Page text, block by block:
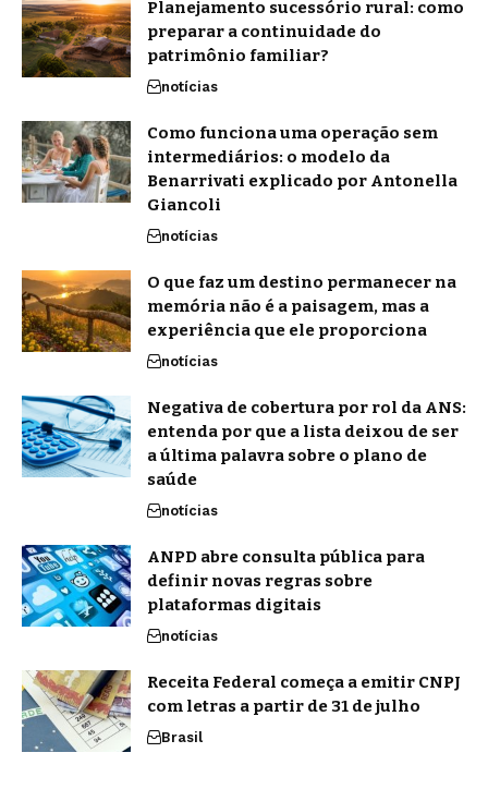
Planejamento sucessório rural: como
preparar a continuidade do
patrimônio familiar?
notícias
Como funciona uma operação sem
intermediários: o modelo da
Benarrivati explicado por Antonella
Giancoli
notícias
O que faz um destino permanecer na
memória não é a paisagem, mas a
experiência que ele proporciona
notícias
Negativa de cobertura por rol da ANS:
entenda por que a lista deixou de ser
a última palavra sobre o plano de
saúde
notícias
ANPD abre consulta pública para
definir novas regras sobre
plataformas digitais
notícias
Receita Federal começa a emitir CNPJ
com letras a partir de 31 de julho
Brasil